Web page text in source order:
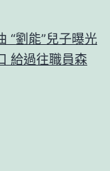
“劉能”兒子曝光
給過往職員森